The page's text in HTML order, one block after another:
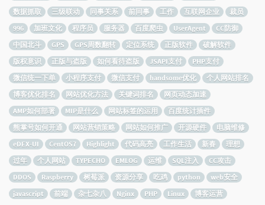
数据抓取
三级联动 同事关系 前同事 工作 互联网企业
裁员
996
加班文化 程序员 服务器 百度爬虫 UserAgent
CC防御
中国北斗
GPS GPS周数翻转 定位系统 正版软件
破解软件
版权意识
正版与盗版 如何看待盗版 JSAPI支付
PHP支付
微信统一下单
小程序支付 微信支付 handsome优化
个人网站排名
博客优化排名
网站优化方法 关键词排名
网页动态加速
AMP如何部署
MIP是什么 网站标签的运用
百度统计插件
熊掌号如何开通
网站营销策略 网站如何推广 开源硬件
电脑维修
eDEX-UI
CentOS7 Highlight 代码高亮 工作生活 新春
理想
过年
个人网站 TYPECHO EMLOG 运维 SQL注入
CC攻击
DDOS
Raspberry 树莓派 资源分享 吃鸡 python
web安全
javascript
前端 杂七杂八 Nginx PHP Linux 博客运营